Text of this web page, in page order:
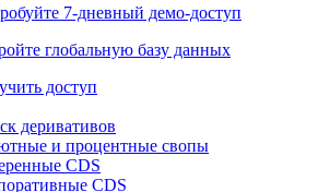
ETF & Funds
Mutual Funds
7-дневный
глобальную базу данных
доступ